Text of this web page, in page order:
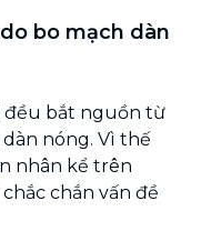
bo mạch dàn
đều bắt nguồn từ
nóng. Vì thế
nhân kể trên
chắn vấn đề